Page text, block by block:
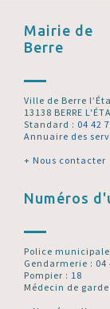
Mairie de
Berre
Ville de Berre
13138 BERRE
Standard : 04 42
Annuaire des
+ Nous contacter
Numéros
Police municipale
Gendarmerie : 04
Pompier : 18
Médecin de garde